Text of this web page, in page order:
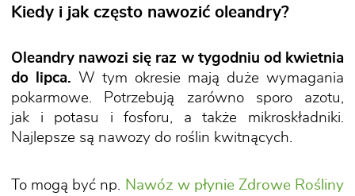
Kiedy i jak często nawozić oleandry?
Oleandry nawozi się raz w tygodniu od kwietnia
do lipca. W tym okresie mają duże wymagania
pokarmowe. Potrzebują zarówno sporo azotu,
jak i potasu i fosforu, a także mikroskładniki.
Najlepsze są nawozy do roślin kwitnących.
To mogą być np.
Nawóz w płynie Zdrowe Rośliny